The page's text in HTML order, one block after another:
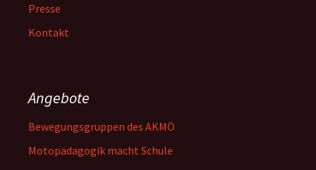
Presse
Kontakt
Angebote
Bewegungsgruppen des AKMÖ
Motopädagogik macht Schule